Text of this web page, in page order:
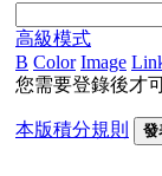
高級模式
B Color Image
您需要登錄後才
本版積分規則 發